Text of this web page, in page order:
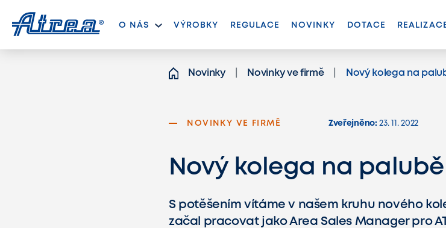
O NÁS VÝROBKY REGULACE
NOVINKY
DOTACE
Novinky Novinky ve firmě Nový kolega na
NOVINKY VE FIRMĚ Zveřejněno: 23. 11. 2022
Nový kolega na palubě
S potěšením vítáme v našem kruhu nového
začal pracovat jako Area Sales Manager pro